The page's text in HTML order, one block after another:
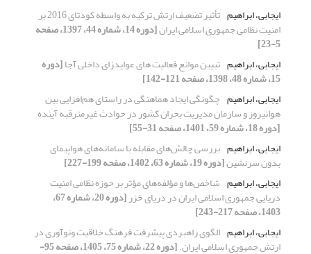
ایجابی، ابراهیم
تأثیر تضعیف ارتش ترکیه به واسطه کودتای 2016 بر
امنیت نظامی جمهوری اسلامی ایران [دوره 14، شماره 44، 1397، صفحه
5-23]
ایجابی، ابراهیم تبیین موانع فعالیت های عوایدزای داخلی آجا[دوره
15، شماره 48، 1398، صفحه 121-142]
ایجابی، ابراهیم چگونگی ایجاد هماهنگی در راستای هم‌افزایی بین
هوانیروز و سازمان مدیریت بحران کشور در حوادث غیرمترقبه آینده
[دوره 18، شماره 59، 1401، صفحه 31-55]
ایجابی، ابراهیم بررسی چالش‌های مقابله با سامانه‌های هواپیمای
بدون سرنشین[دوره 19، شماره 63، 1402، صفحه 199-227]
ایجابی، ابراهیم شاخص‌ها و مؤلفه‌های مؤثر بر حوزه نظامی امنیت
دریایی جمهوری اسلامی ایران در دریای خزر [دوره 20، شماره 67،
1403، صفحه 217-243]
ایجابی، ابراهیم الگوی راهبردی پیشرفت فرهنگ خلاقیت ونوآوری در
ارتش جمهوری اسلامی ایران. [دوره 22، شماره 75، 1405، صفحه 95-